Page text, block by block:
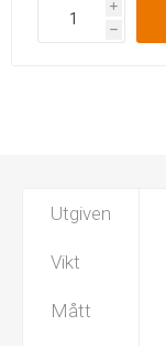
i
h
Utgiven
Vikt
Mått